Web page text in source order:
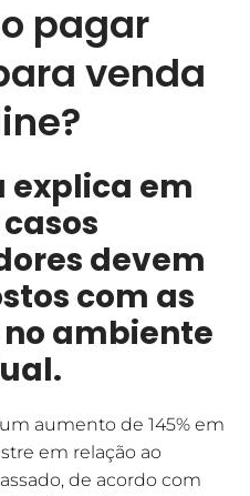
pagar
venda
explica em
devem
com as
ambiente
aumento de 145% em
em relação ao
de acordo com